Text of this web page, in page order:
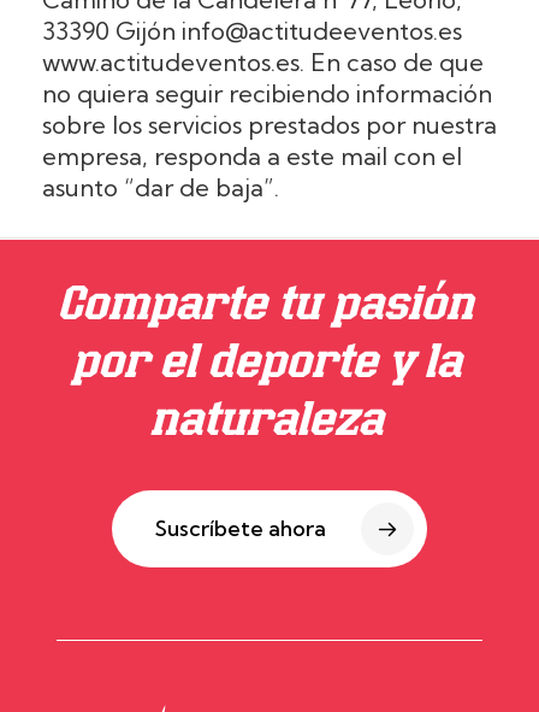
33390 Gijón info@actitudeeventos.es
www.actitudeventos.es. En caso de que
no quiera seguir recibiendo información
sobre los servicios prestados por nuestra
empresa, responda a este mail con el
asunto “dar de baja”.
Comparte tu pasión
por el deporte y la
naturaleza
Suscríbete ahora